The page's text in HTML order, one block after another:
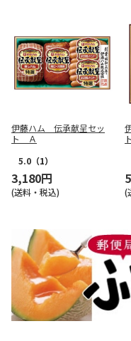
伊藤ハム 伝承献呈セッ
ト Ａ
5.0 （1）
3,180円
(送料・税込) (